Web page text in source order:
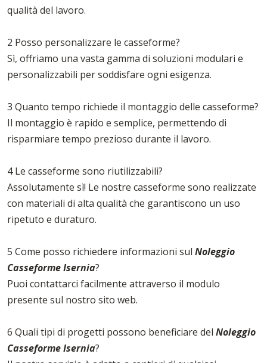
qualità del lavoro.
2 Posso personalizzare le casseforme?
Sì, offriamo una vasta gamma di soluzioni modulari e
personalizzabili per soddisfare ogni esigenza.
3 Quanto tempo richiede il montaggio delle casseforme?
Il montaggio è rapido e semplice, permettendo di
risparmiare tempo prezioso durante il lavoro.
4 Le casseforme sono riutilizzabili?
Assolutamente sì! Le nostre casseforme sono realizzate
con materiali di alta qualità che garantiscono un uso
ripetuto e duraturo.
5 Come posso richiedere informazioni sul Noleggio
Casseforme Isernia?
Puoi contattarci facilmente attraverso il modulo
presente sul nostro sito web.
6 Quali tipi di progetti possono beneficiare del Noleggio
Casseforme Isernia?